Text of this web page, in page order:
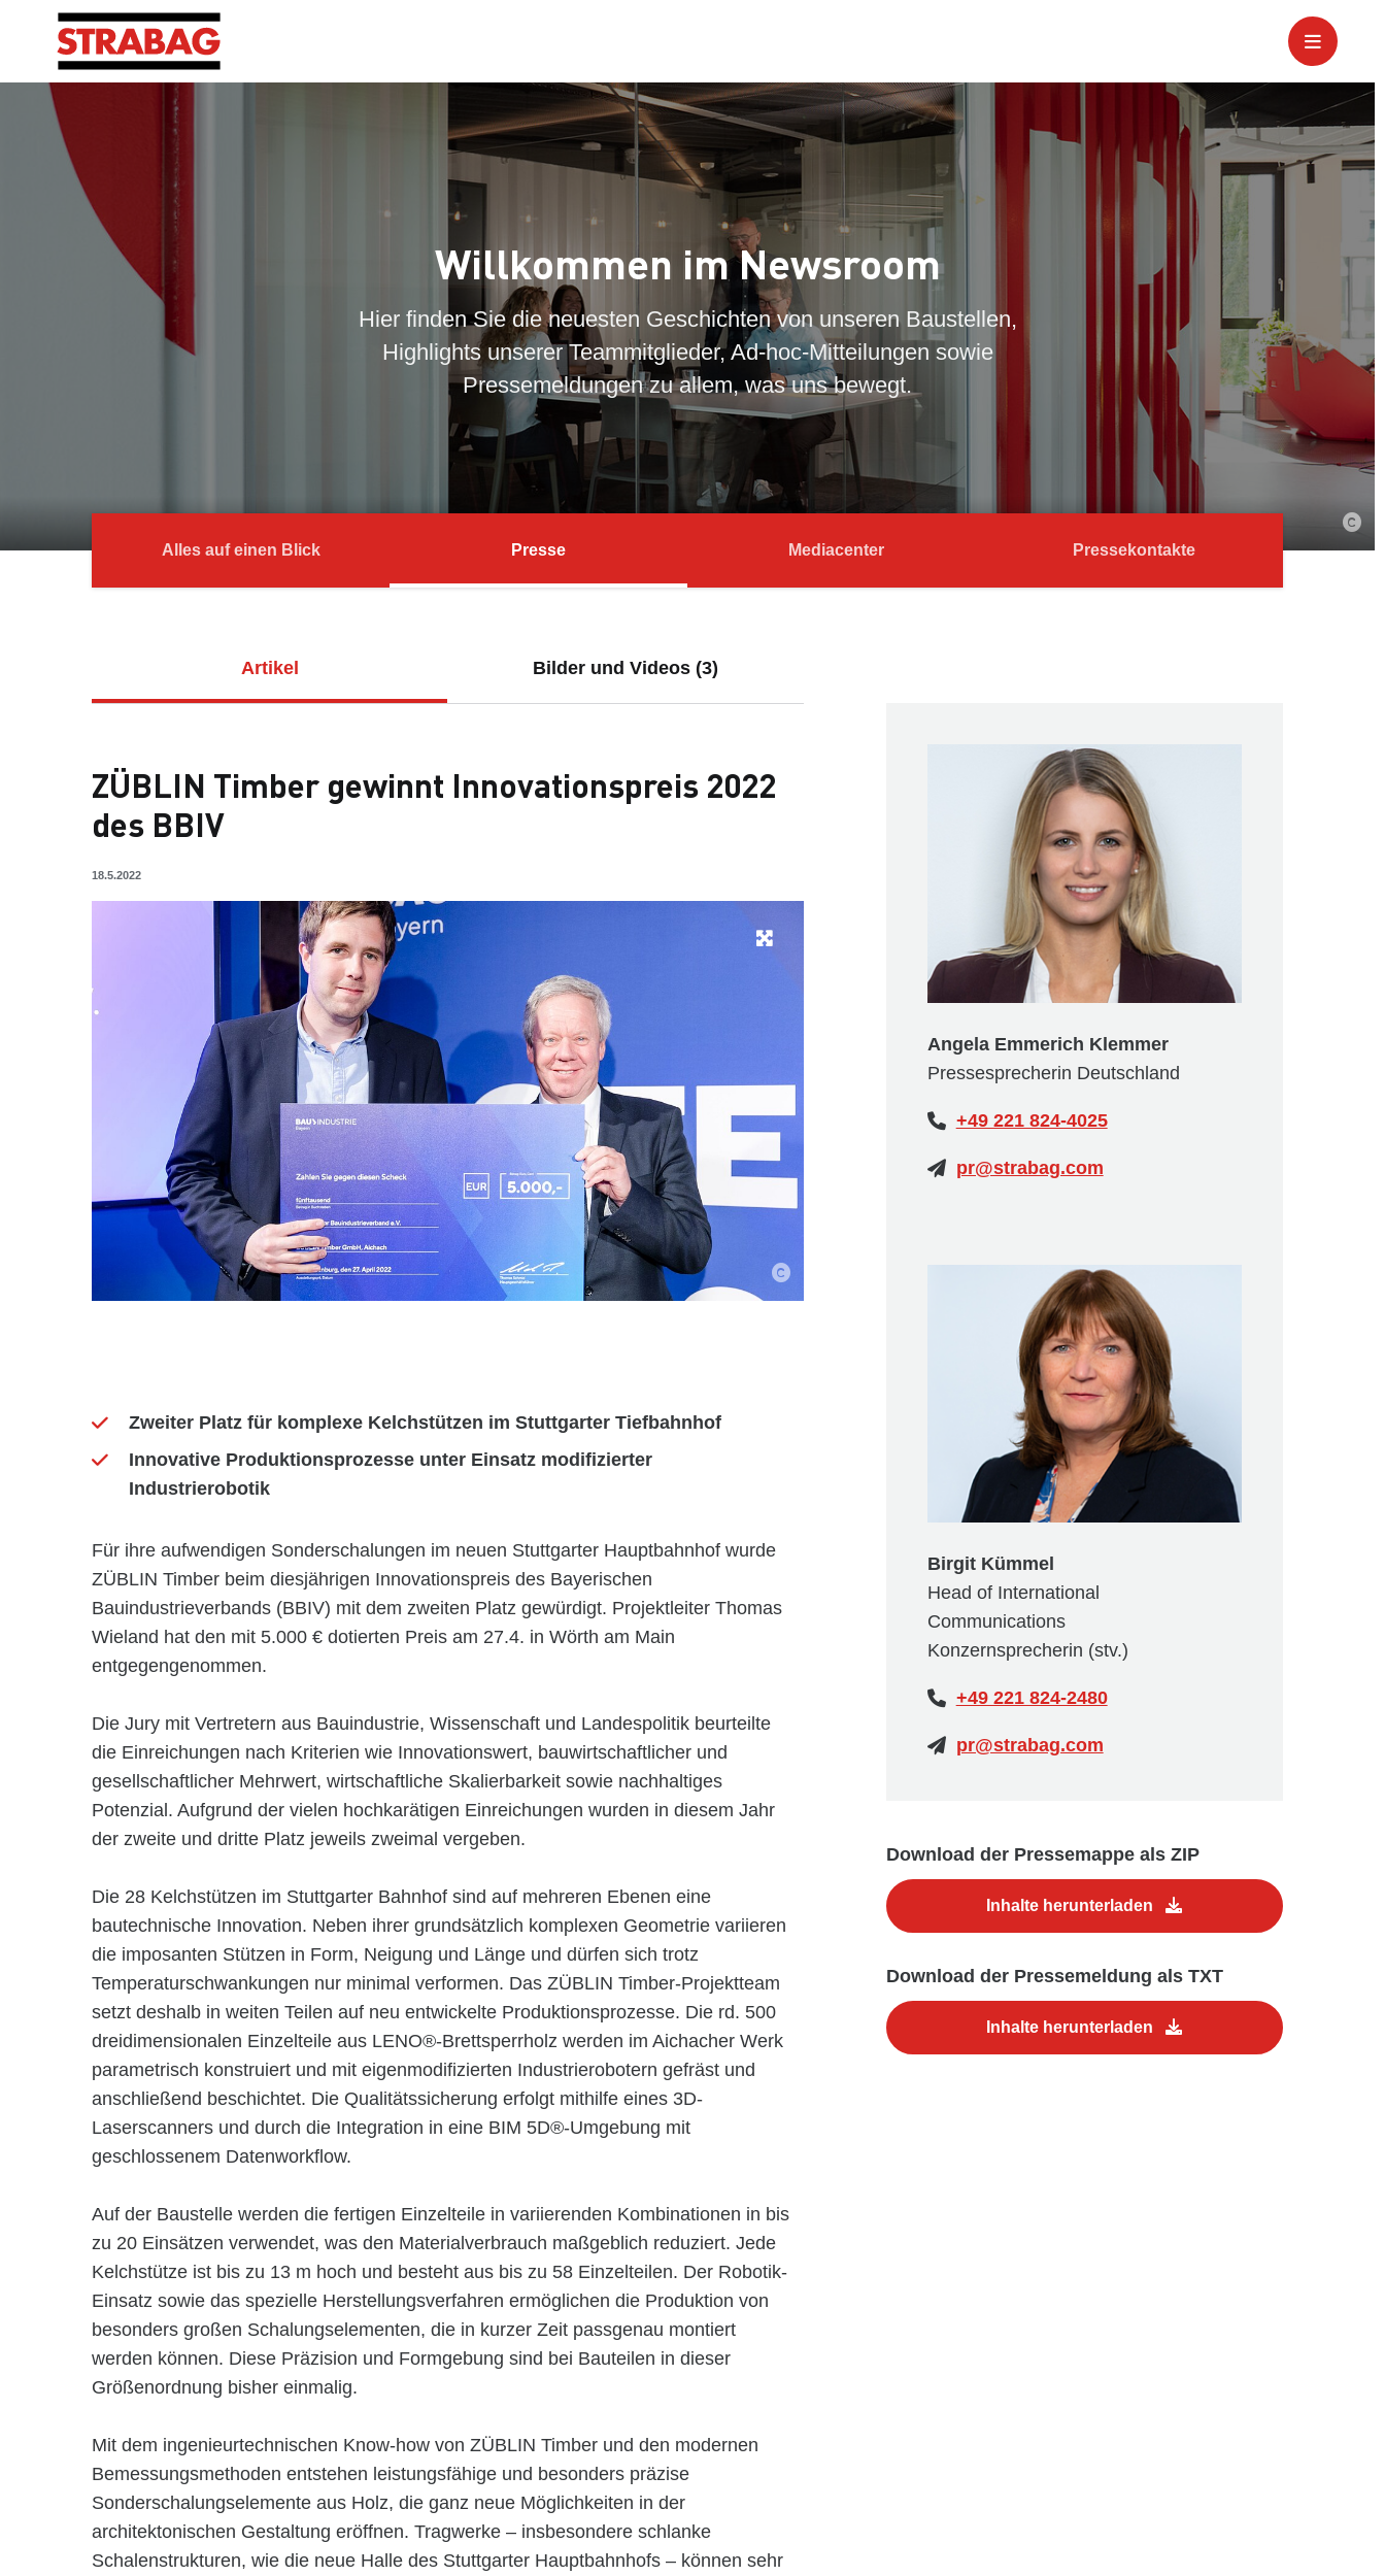
Willkommen im Newsroom
Hier finden Sie die neuesten Geschichten von unseren Baustellen,
Highlights unserer Teammitglieder, Ad-hoc-Mitteilungen sowie
Pressemeldungen zu allem, was uns bewegt.
Alles auf einen Blick Presse Mediacenter Pressekontakte
Artikel Bilder und Videos (3)
ZÜBLIN Timber gewinnt Innovationspreis 2022
des BBIV
18.5.2022
Zweiter Platz für komplexe Kelchstützen im Stuttgarter Tiefbahnhof
Innovative Produktionsprozesse unter Einsatz modifizierter
Industrierobotik
Für ihre aufwendigen Sonderschalungen im neuen Stuttgarter Hauptbahnhof wurde
ZÜBLIN Timber beim diesjährigen Innovationspreis des Bayerischen
Bauindustrieverbands (BBIV) mit dem zweiten Platz gewürdigt. Projektleiter Thomas
Wieland hat den mit 5.000 € dotierten Preis am 27.4. in Wörth am Main
entgegengenommen.
Die Jury mit Vertretern aus Bauindustrie, Wissenschaft und Landespolitik beurteilte
die Einreichungen nach Kriterien wie Innovationswert, bauwirtschaftlicher und
gesellschaftlicher Mehrwert, wirtschaftliche Skalierbarkeit sowie nachhaltiges
Potenzial. Aufgrund der vielen hochkarätigen Einreichungen wurden in diesem Jahr
der zweite und dritte Platz jeweils zweimal vergeben.
Die 28 Kelchstützen im Stuttgarter Bahnhof sind auf mehreren Ebenen eine
bautechnische Innovation. Neben ihrer grundsätzlich komplexen Geometrie variieren
die imposanten Stützen in Form, Neigung und Länge und dürfen sich trotz
Temperaturschwankungen nur minimal verformen. Das ZÜBLIN Timber-Projektteam
setzt deshalb in weiten Teilen auf neu entwickelte Produktionsprozesse. Die rd. 500
dreidimensionalen Einzelteile aus LENO®-Brettsperrholz werden im Aichacher Werk
parametrisch konstruiert und mit eigenmodifizierten Industrierobotern gefräst und
anschließend beschichtet. Die Qualitätssicherung erfolgt mithilfe eines 3D-
Laserscanners und durch die Integration in eine BIM 5D®-Umgebung mit
geschlossenem Datenworkflow.
Auf der Baustelle werden die fertigen Einzelteile in variierenden Kombinationen in bis
zu 20 Einsätzen verwendet, was den Materialverbrauch maßgeblich reduziert. Jede
Kelchstütze ist bis zu 13 m hoch und besteht aus bis zu 58 Einzelteilen. Der Robotik-
Einsatz sowie das spezielle Herstellungsverfahren ermöglichen die Produktion von
besonders großen Schalungselementen, die in kurzer Zeit passgenau montiert
werden können. Diese Präzision und Formgebung sind bei Bauteilen in dieser
Größenordnung bisher einmalig.
Mit dem ingenieurtechnischen Know-how von ZÜBLIN Timber und den modernen
Bemessungsmethoden entstehen leistungsfähige und besonders präzise
Sonderschalungselemente aus Holz, die ganz neue Möglichkeiten in der
architektonischen Gestaltung eröffnen. Tragwerke – insbesondere schlanke
Schalenstrukturen, wie die neue Halle des Stuttgarter Hauptbahnhofs – können sehr
Download der Pressemappe als ZIP
Inhalte herunterladen
Download der Pressemeldung als TXT
Inhalte herunterladen
Angela Emmerich Klemmer
Pressesprecherin Deutschland
+49 221 824-4025
pr@strabag.com
Birgit Kümmel
Head of International
Communications
Konzernsprecherin (stv.)
+49 221 824-2480
pr@strabag.com